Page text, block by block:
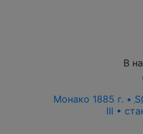
В
Монако 1885 г. •
III •